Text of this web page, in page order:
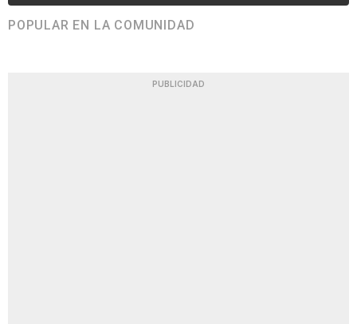
POPULAR EN LA COMUNIDAD
PUBLICIDAD